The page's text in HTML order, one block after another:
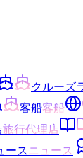
クルーズ
客船客船
旅行代理店
ースニュース